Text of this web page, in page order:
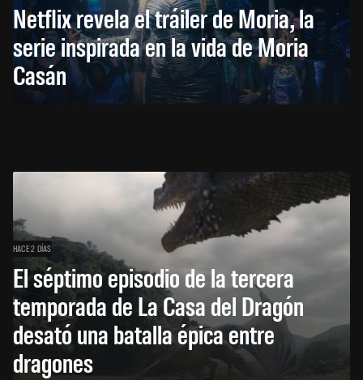
Netflix revela el tráiler de Moria, la
serie inspirada en la vida de Moria
Casán
HACE 2 DÍAS
El séptimo episodio de la tercera
temporada de La Casa del Dragón
desató una batalla épica entre
dragones